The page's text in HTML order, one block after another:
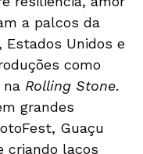
a palcos da
Estados Unidos e
como
na Rolling Stone.
grandes
Guaçu
criando laços